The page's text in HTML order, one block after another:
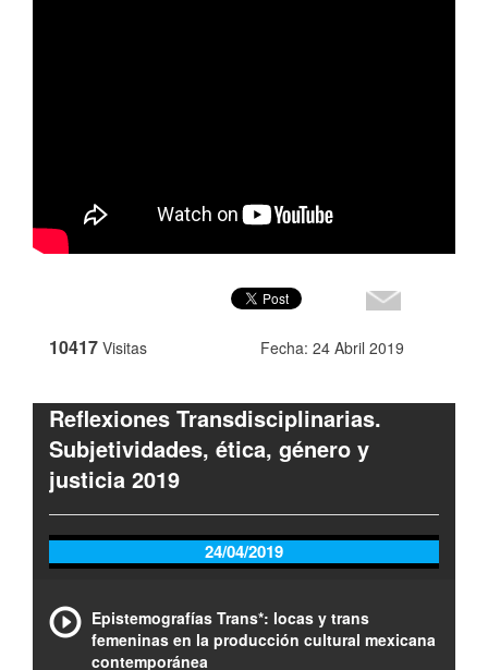
10417 Visitas Fecha: 24 Abril 2019
Reflexiones Transdisciplinarias.
Subjetividades, ética, género y
justicia 2019
24/04/2019
Epistemografías Trans*: locas y trans
femeninas en la producción cultural mexicana
contemporánea